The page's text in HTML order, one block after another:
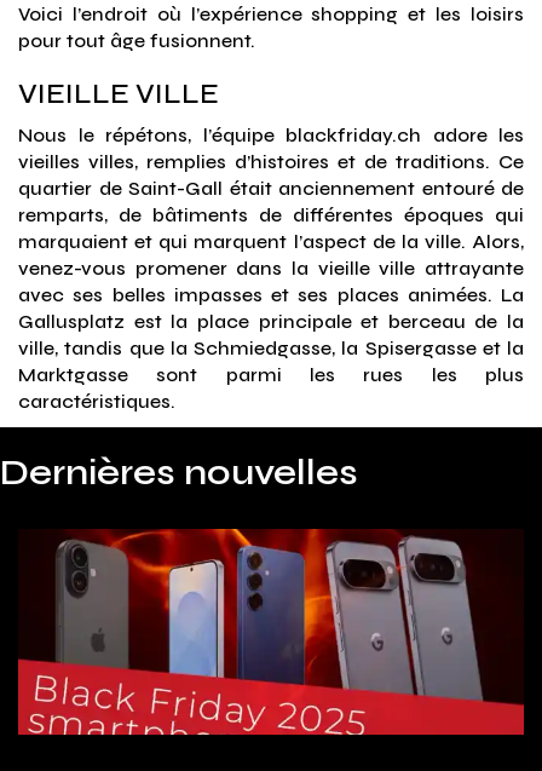
Voici l’endroit où l’expérience shopping et les loisirs
pour tout âge fusionnent.
VIEILLE VILLE
Nous le répétons, l’équipe blackfriday.ch adore les
vieilles villes, remplies d’histoires et de traditions. Ce
quartier de Saint-Gall était anciennement entouré de
remparts, de bâtiments de différentes époques qui
marquaient et qui marquent l’aspect de la ville. Alors,
venez-vous promener dans la vieille ville attrayante
avec ses belles impasses et ses places animées. La
Gallusplatz est la place principale et berceau de la
ville, tandis que la Schmiedgasse, la Spisergasse et la
Marktgasse sont parmi les rues les plus
caractéristiques.
Dernières nouvelles